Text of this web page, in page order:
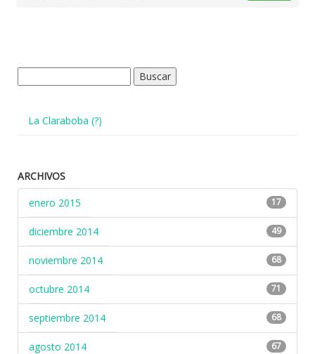
La Claraboba (?)
ARCHIVOS
enero 2015
17
diciembre 2014 49
noviembre 2014 68
octubre 2014 71
septiembre 2014 68
agosto 2014 67